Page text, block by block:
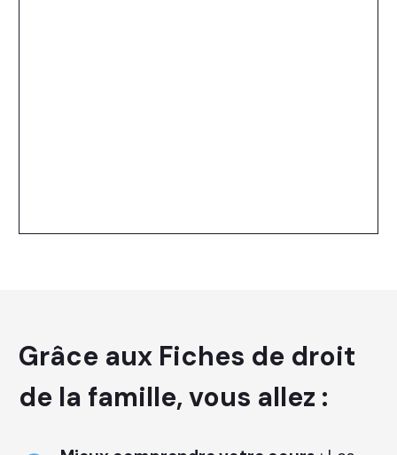
Grâce aux Fiches de droit
de la famille, vous allez :